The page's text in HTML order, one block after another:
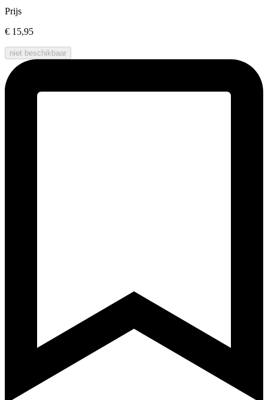
Prijs
€ 15,95
niet beschikbaar